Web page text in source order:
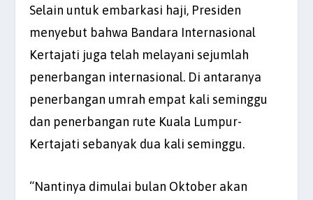
Selain untuk embarkasi haji, Presiden
menyebut bahwa Bandara Internasional
Kertajati juga telah melayani sejumlah
penerbangan internasional. Di antaranya
penerbangan umrah empat kali seminggu
dan penerbangan rute Kuala Lumpur-
Kertajati sebanyak dua kali seminggu.
“Nantinya dimulai bulan Oktober akan